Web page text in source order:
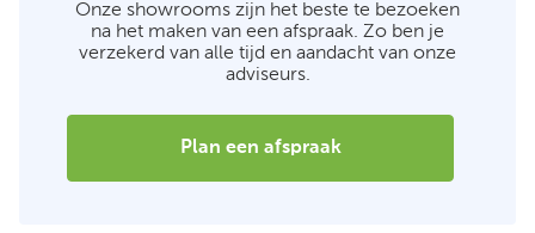
Onze showrooms zijn het beste te bezoeken
na het maken van een afspraak. Zo ben je
verzekerd van alle tijd en aandacht van onze
adviseurs.
Plan een afspraak